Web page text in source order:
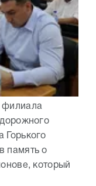
филиала
Горького
память о
который